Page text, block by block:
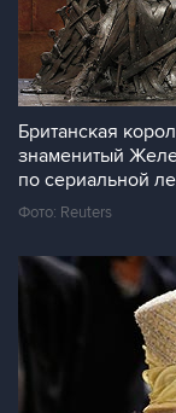
Британская
знаменитый
по сериальной
Фото: Reuters